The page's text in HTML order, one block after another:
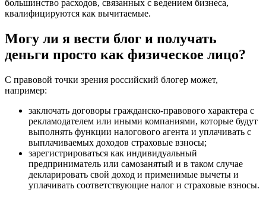
большинство расходов, связанных с ведением бизнеса,
квалифицируются как вычитаемые.
Могу ли я вести блог и получать
деньги просто как физическое лицо?
С правовой точки зрения российский блогер может,
например:
заключать договоры гражданско-правового характера с
рекламодателем или иными компаниями, которые будут
выполнять функции налогового агента и уплачивать с
выплачиваемых доходов страховые взносы;
зарегистрироваться как индивидуальный
предприниматель или самозанятый и в таком случае
декларировать свой доход и применимые вычеты и
уплачивать соответствующие налог и страховые взносы.